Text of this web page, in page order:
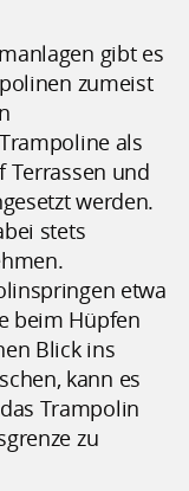
gibt es
zumeist
als
Terrassen und
werden.
stets
etwa
beim Hüpfen
Blick ins
kann es
Trampolin
zu